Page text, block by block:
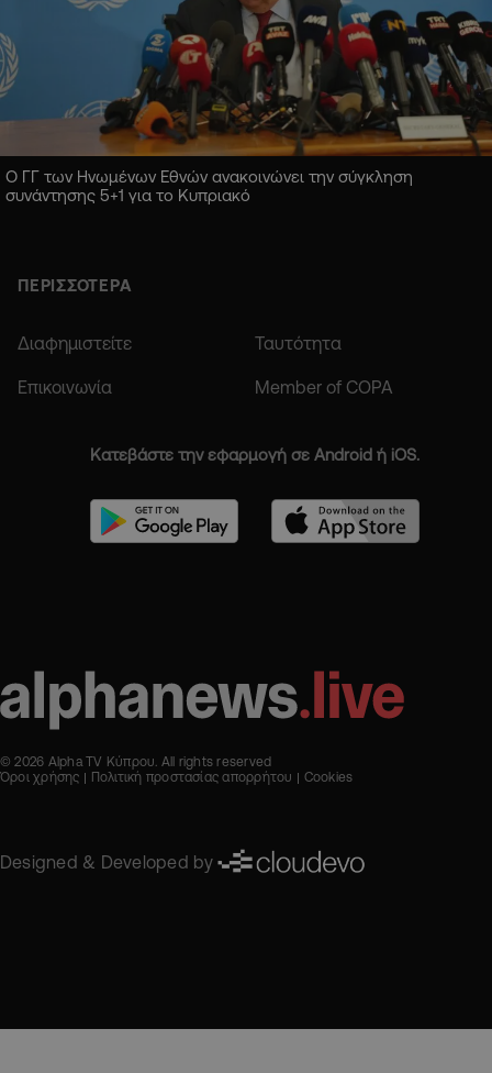
Ο ΓΓ των Ηνωμένων Εθνών ανακοινώνει την σύγκληση
συνάντησης 5+1 για το Κυπριακό
ΠΕΡΙΣΣΟΤΕΡΑ
Διαφημιστείτε Ταυτότητα
Επικοινωνία Member of COPA
Κατεβάστε την εφαρμογή σε Android ή iOS.
© 2026 Alpha TV Κύπρου. All rights reserved
Όροι χρήσης
Πολιτική προστασίας απορρήτου Cookies
Designed & Developed by